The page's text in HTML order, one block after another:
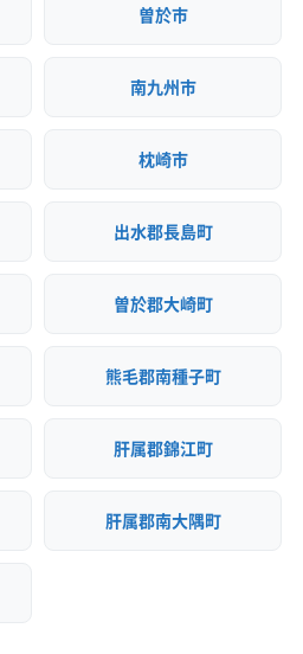
曽於市
南九州市
枕崎市
出水郡長島町
曽於郡大崎町
熊毛郡南種子町
肝属郡錦江町
肝属郡南大隅町